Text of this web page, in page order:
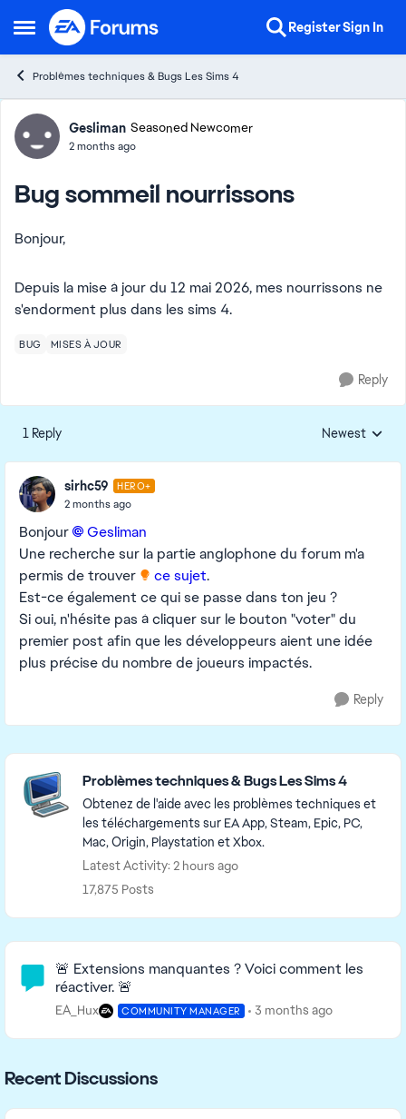
Open Side Menu
Skip to content RegisterSign In
Problèmes techniques & Bugs Les Sims 4
Forum Discussion
Gesliman Seasoned Newcomer
2 months ago
Bug sommeil nourrissons
Bonjour,
Depuis la mise à jour du 12 mai 2026, mes nourrissons ne
s'endorment plus dans les sims 4.
BUG MISES À JOUR
Reply
1 Reply Replies sorted
Newest
sirhc59 HERO+
2 months ago
Bonjour
Gesliman​
Une recherche sur la partie anglophone du forum m'a
permis de trouver
ce sujet.
Est-ce également ce qui se passe dans ton jeu ?
Si oui, n'hésite pas à cliquer sur le bouton "voter" du
premier post afin que les développeurs aient une idée
plus précise du nombre de joueurs impactés.
Reply
Featured Places
Problèmes techniques & Bugs Les Sims 4
Obtenez de l'aide avec les problèmes techniques et
les téléchargements sur EA App, Steam, Epic, PC,
Mac, Origin, Playstation et Xbox.
Latest Activity: 2 hours ago
17,875 Posts
Community Highlights
🚨 Extensions manquantes ? Voici comment les
réactiver. 🚨
EA_Hux COMMUNITY MANAGER 3 months ago
Recent Discussions